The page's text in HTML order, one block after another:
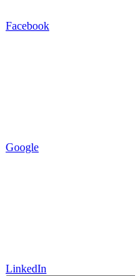
Facebook
Google
LinkedIn